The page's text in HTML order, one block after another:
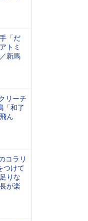
「だ
トミ
新馬
リーチ
和了
ん
コラリ
つけて
りな
が楽